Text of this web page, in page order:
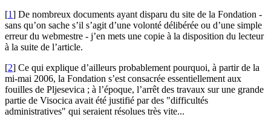
[1] De nombreux documents ayant disparu du site de la Fondation -
sans qu’on sache s’il s’agit d’une volonté délibérée ou d’une simple
erreur du webmestre - j’en mets une copie à la disposition du lecteur
à la suite de l’article.
[2] Ce qui explique d’ailleurs probablement pourquoi, à partir de la
mi-mai 2006, la Fondation s’est consacrée essentiellement aux
fouilles de Pljesevica ; à l’époque, l’arrêt des travaux sur une grande
partie de Visocica avait été justifié par des "difficultés
administratives" qui seraient résolues très vite...